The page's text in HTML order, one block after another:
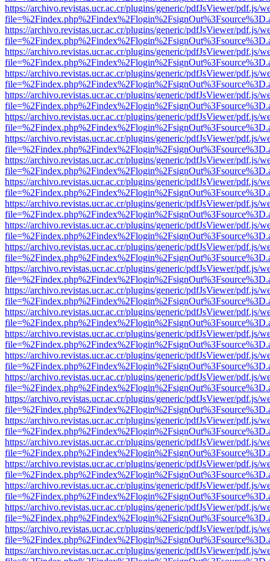
https://archivo.revistas.ucr.ac.cr/plugins/generic/pdfJsViewer/pdf.js/
https://archivo.revistas.ucr.ac.cr/plugins/generic/pdfJsViewer/pdf.js/
https://archivo.revistas.ucr.ac.cr/plugins/generic/pdfJsViewer/pdf.js/
https://archivo.revistas.ucr.ac.cr/plugins/generic/pdfJsViewer/pdf.js/
https://archivo.revistas.ucr.ac.cr/plugins/generic/pdfJsViewer/pdf.js/
https://archivo.revistas.ucr.ac.cr/plugins/generic/pdfJsViewer/pdf.js/
https://archivo.revistas.ucr.ac.cr/plugins/generic/pdfJsViewer/pdf.js/
https://archivo.revistas.ucr.ac.cr/plugins/generic/pdfJsViewer/pdf.js/
https://archivo.revistas.ucr.ac.cr/plugins/generic/pdfJsViewer/pdf.js/
https://archivo.revistas.ucr.ac.cr/plugins/generic/pdfJsViewer/pdf.js/
https://archivo.revistas.ucr.ac.cr/plugins/generic/pdfJsViewer/pdf.js/
https://archivo.revistas.ucr.ac.cr/plugins/generic/pdfJsViewer/pdf.js/
https://archivo.revistas.ucr.ac.cr/plugins/generic/pdfJsViewer/pdf.js/
https://archivo.revistas.ucr.ac.cr/plugins/generic/pdfJsViewer/pdf.js/
https://archivo.revistas.ucr.ac.cr/plugins/generic/pdfJsViewer/pdf.js/
https://archivo.revistas.ucr.ac.cr/plugins/generic/pdfJsViewer/pdf.js/
https://archivo.revistas.ucr.ac.cr/plugins/generic/pdfJsViewer/pdf.js/
https://archivo.revistas.ucr.ac.cr/plugins/generic/pdfJsViewer/pdf.js/
https://archivo.revistas.ucr.ac.cr/plugins/generic/pdfJsViewer/pdf.js/
https://archivo.revistas.ucr.ac.cr/plugins/generic/pdfJsViewer/pdf.js/
https://archivo.revistas.ucr.ac.cr/plugins/generic/pdfJsViewer/pdf.js/
https://archivo.revistas.ucr.ac.cr/plugins/generic/pdfJsViewer/pdf.js/
https://archivo.revistas.ucr.ac.cr/plugins/generic/pdfJsViewer/pdf.js/
https://archivo.revistas.ucr.ac.cr/plugins/generic/pdfJsViewer/pdf.js/
https://archivo.revistas.ucr.ac.cr/plugins/generic/pdfJsViewer/pdf.js/
https://archivo.revistas.ucr.ac.cr/plugins/generic/pdfJsViewer/pdf.js/